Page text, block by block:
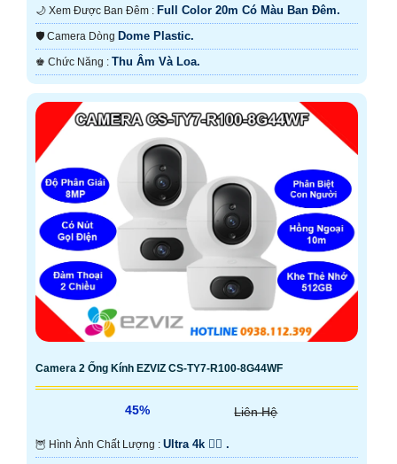
🌙 Xem Được Ban Đêm : Full Color 20m Có Màu Ban Ðêm.
🛡 Camera Dòng Dome Plastic.
️♚ Chức Năng : Thu Âm Và Loa.
Camera 2 Ống Kính EZVIZ CS-TY7-R100-8G44WF
45% Liên Hệ
🦉 Hình Ành Chất Lượng : Ultra 4k 👍🏾 .